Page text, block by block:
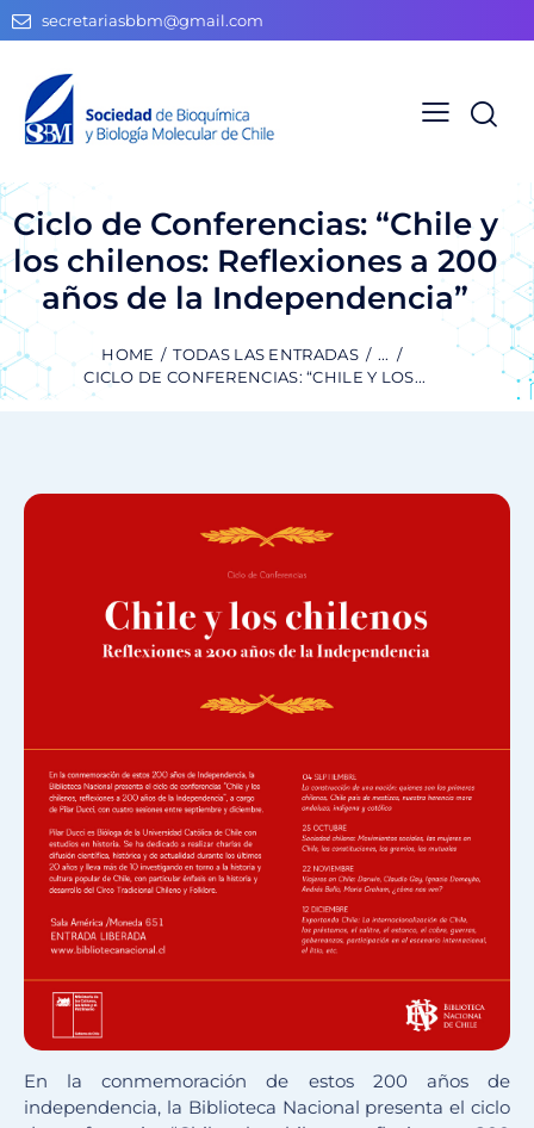
secretariasbbm@gmail.com
Ciclo de Conferencias: “Chile y
los chilenos: Reflexiones a 200
años de la Independencia”
HOME TODAS LAS ENTRADAS
...
CICLO DE CONFERENCIAS: “CHILE Y LOS...
En la conmemoración de estos 200 años de
independencia, la Biblioteca Nacional presenta el ciclo